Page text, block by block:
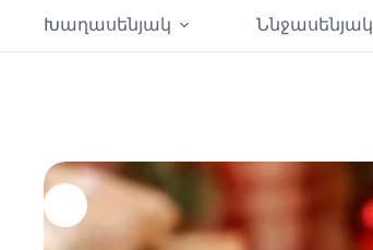
Խաղասենյակ
Ննջասենյակ